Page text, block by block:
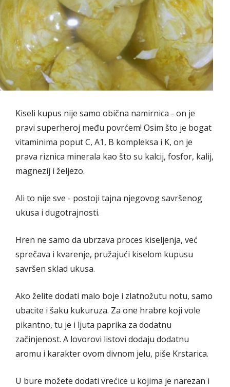
Kiseli kupus nije samo obična namirnica - on je
pravi superheroj među povrćem! Osim što je bogat
vitaminima poput C, A1, B kompleksa i K, on je
prava riznica minerala kao što su kalcij, fosfor, kalij,
magnezij i željezo.
Ali to nije sve - postoji tajna njegovog savršenog
ukusa i dugotrajnosti.
Hren ne samo da ubrzava proces kiseljenja, već
sprečava i kvarenje, pružajući kiselom kupusu
savršen sklad ukusa.
Ako želite dodati malo boje i zlatnožutu notu, samo
ubacite i šaku kukuruza. Za one hrabre koji vole
pikantno, tu je i ljuta paprika za dodatnu
začinjenost. A lovorovi listovi dodaju dodatnu
aromu i karakter ovom divnom jelu, piše Krstarica.
U bure možete dodati vrećice u kojima je narezan i